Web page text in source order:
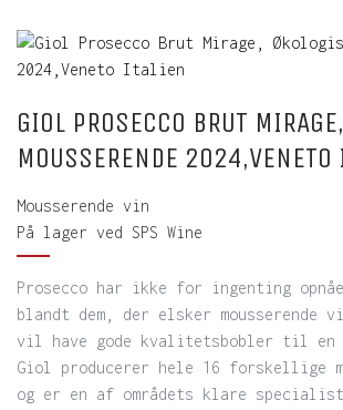
GIOL PROSECCO BRUT
MOUSSERENDE 2024,VENETO
Mousserende vin
På lager ved SPS Wine
Prosecco har ikke for ingenting
blandt dem, der elsker mousserende
vil have gode kvalitetsbobler til
Giol producerer hele 16 forskellige
og er en af områdets klare